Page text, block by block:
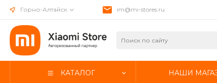
Горно-Алтайск im@mi-stores.ru
КАТАЛОГ НАШИ